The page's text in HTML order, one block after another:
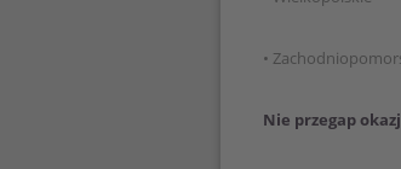
•
Nie przegap